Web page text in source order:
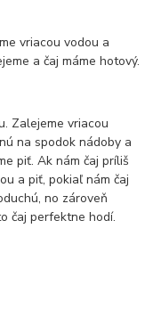
vriacou vodou a
a čaj máme hotový.
Zalejeme vriacou
na spodok nádoby a
piť. Ak nám čaj príliš
a piť, pokiaľ nám čaj
no zároveň
čaj perfektne hodí.